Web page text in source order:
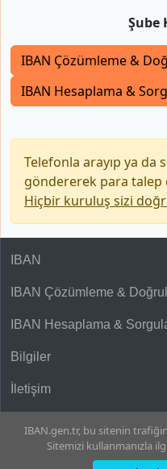
Şube
IBAN Çözümleme &
IBAN Hesaplama &
Telefonla arayıp ya da
göndererek para talep
Hiçbir kuruluş sizi
IBAN
IBAN Çözümleme &
IBAN Hesaplama &
Bilgiler
İletişim
IBAN.gen.tr, bu sitenin
Sitemizi kullanmanızla